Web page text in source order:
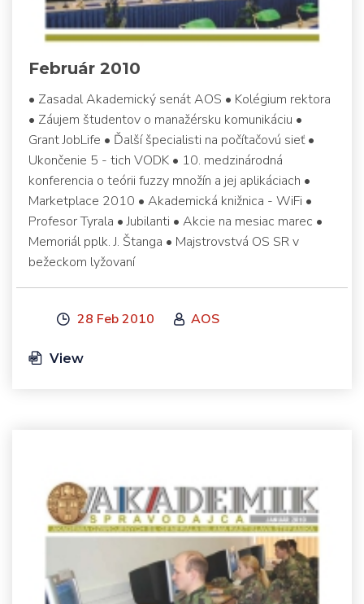
Február 2010
• Zasadal Akademický senát AOS • Kolégium rektora
• Záujem študentov o manažérsku komunikáciu •
Grant JobLife • Ďalší špecialisti na počítačovú sieť •
Ukončenie 5 - tich VODK • 10. medzinárodná
konferencia o teórii fuzzy množín a jej aplikáciach •
Marketplace 2010 • Akademická knižnica - WiFi •
Profesor Tyrala • Jubilanti • Akcie na mesiac marec •
Memoriál pplk. J. Štanga • Majstrovstvá OS SR v
bežeckom lyžovaní
28 Feb 2010 AOS
View